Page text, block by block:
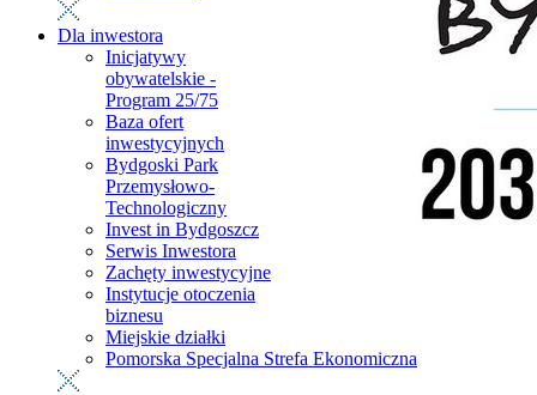
Dla inwestora
Inicjatywy
obywatelskie -
Program 25/75
Baza ofert
inwestycyjnych
Bydgoski Park
Przemysłowo-
Technologiczny
Invest in Bydgoszcz
Serwis Inwestora
Zachęty inwestycyjne
Instytucje otoczenia
biznesu
Miejskie działki
Pomorska Specjalna Strefa Ekonomiczna